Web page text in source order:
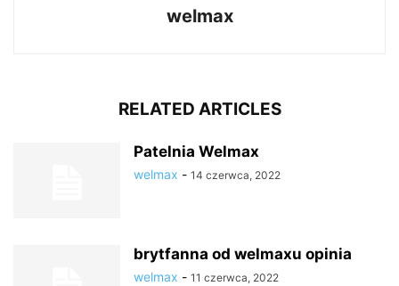
welmax
RELATED ARTICLES
Patelnia Welmax
welmax - 14 czerwca, 2022
brytfanna od welmaxu opinia
welmax - 11 czerwca, 2022